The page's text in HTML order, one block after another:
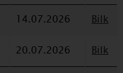
14.07.2026 Bilk
20.07.2026
Bilk